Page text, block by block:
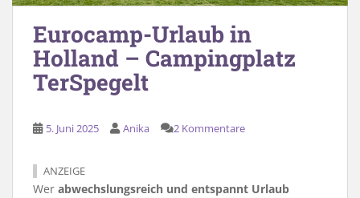
Eurocamp-Urlaub in
Holland – Campingplatz
TerSpegelt
5. Juni 2025 Anika 2 Kommentare
ANZEIGE
Wer abwechslungsreich und entspannt Urlaub